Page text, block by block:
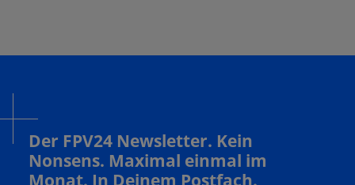
Der FPV24 Newsletter. Kein
Nonsens. Maximal einmal im
Monat. In Deinem Postfach.